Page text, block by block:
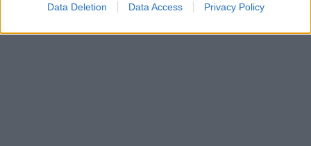
Data Deletion Data Access Privacy Policy